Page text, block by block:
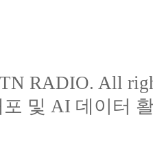
RADIO. All
및 AI 데이터